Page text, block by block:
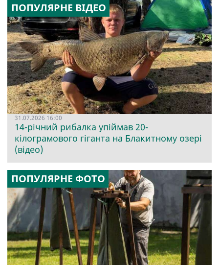
ПОПУЛЯРНЕ ВІДЕО
31.07.2026 16:00
14-річний рибалка упіймав 20-
кілограмового гіганта на Блакитному озері
(відео)
ПОПУЛЯРНЕ ФОТО